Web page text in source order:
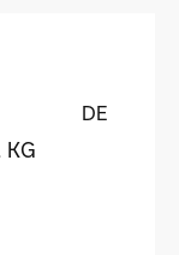
DE
KG